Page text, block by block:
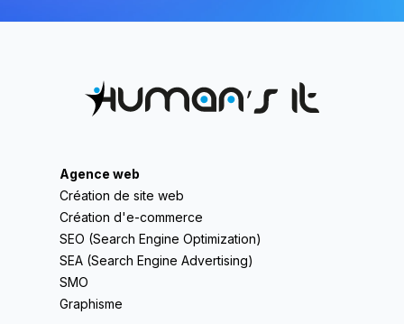
Agence web
Création de site web
Création d'e-commerce
SEO (Search Engine Optimization)
SEA (Search Engine Advertising)
SMO
Graphisme